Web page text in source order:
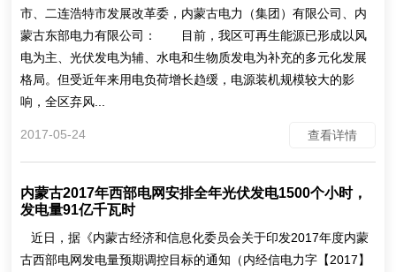
市、二连浩特市发展改革委，内蒙古电力（集团）有限公司、内
蒙古东部电力有限公司： 目前，我区可再生能源已形成以风
电为主、光伏发电为辅、水电和生物质发电为补充的多元化发展
格局。但受近年来用电负荷增长趋缓，电源装机规模较大的影
响，全区弃风...
2017-05-24 查看详情
内蒙古2017年西部电网安排全年光伏发电1500个小时，
发电量91亿千瓦时
近日，据《内蒙古经济和信息化委员会关于印发2017年度内蒙
古西部电网发电量预期调控目标的通知（内经信电力字【2017】